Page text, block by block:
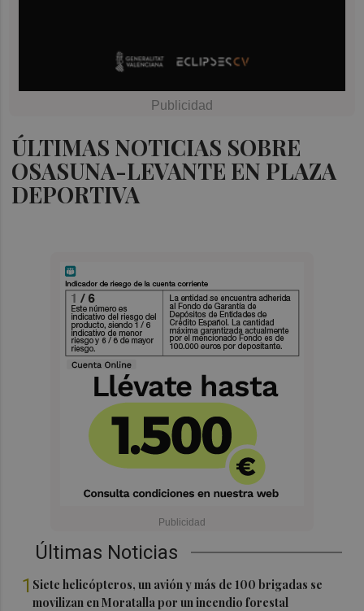
ÚLTIMAS NOTICIAS SOBRE
OSASUNA-LEVANTE EN PLAZA
DEPORTIVA
Últimas Noticias
1 Siete helicópteros, un avión y más de 100 brigadas se
movilizan en Moratalla por un incendio forestal